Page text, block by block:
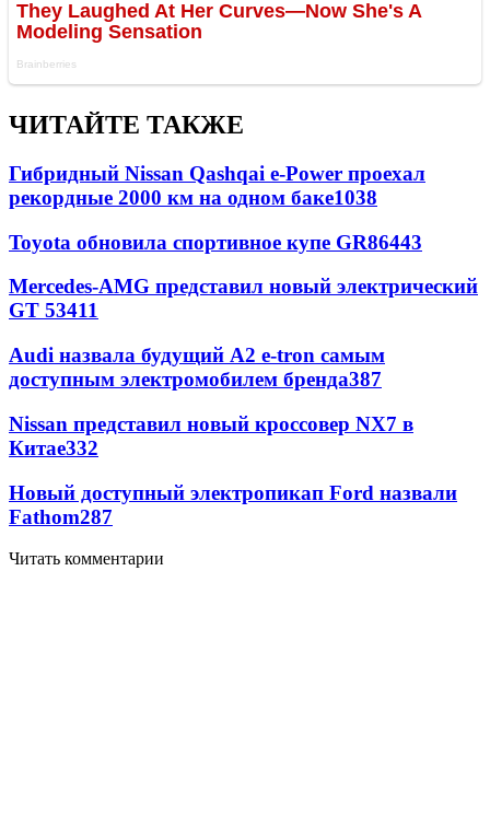
ЧИТАЙТЕ ТАКЖЕ
Гибридный Nissan Qashqai e-Power проехал
рекордные 2000 км на одном баке1038
Toyota обновила спортивное купе GR86443
Mercedes-AMG представил новый электрический
GT 53411
Audi назвала будущий A2 e-tron самым
доступным электромобилем бренда387
Nissan представил новый кроссовер NX7 в
Китае332
Новый доступный электропикап Ford назвали
Fathom287
Читать комментарии